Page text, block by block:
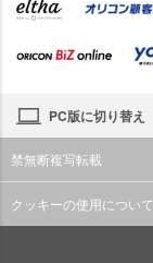
PC版に切り替え
禁無断複写転載
クッキーの使用について